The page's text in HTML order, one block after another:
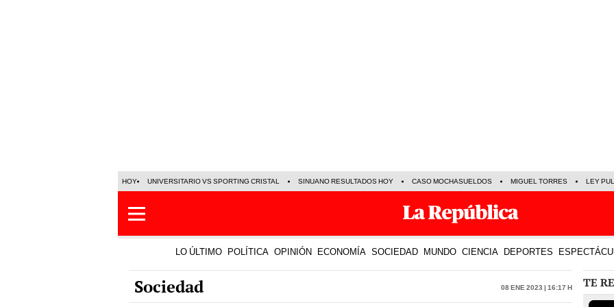
HOY UNIVERSITARIO VS SPORTING CRISTAL SINUANO RESULTADOS HOY CASO MOCHASUELDOS MIGUEL TORRES LEY
LO ÚLTIMO POLÍTICA OPINIÓN ECONOMÍA SOCIEDAD MUNDO CIENCIA DEPORTES
Sociedad 08 Ene 2023 | 16:17 h TE